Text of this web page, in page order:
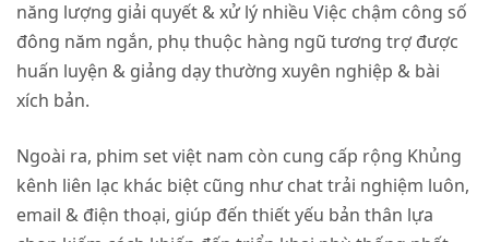
năng lượng giải quyết & xử lý nhiều Việc chậm công số
đông năm ngắn, phụ thuộc hàng ngũ tương trợ được
huấn luyện & giảng dạy thường xuyên nghiệp & bài
xích bản.
Ngoài ra, phim set việt nam còn cung cấp rộng Khủng
kênh liên lạc khác biệt cũng như chat trải nghiệm luôn,
email & điện thoại, giúp đến thiết yếu bản thân lựa